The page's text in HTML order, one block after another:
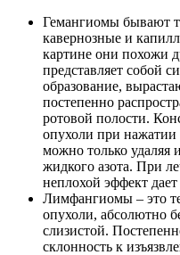
Гемангиомы бывают
кавернозные и
картине они похожи
представляет собой
образование,
постепенно
ротовой полости.
опухоли при нажатии
можно только
жидкого азота. При
неплохой эффект дает
Лимфангиомы – это
опухоли, абсолютно
слизистой.
склонность к